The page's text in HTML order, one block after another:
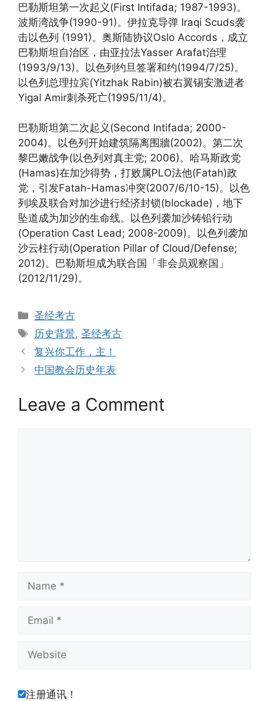
巴勒斯坦第一次起义(First Intifada; 1987-1993)。
波斯湾战争(1990-91)。伊拉克导弹 Iraqi Scuds袭
击以色列 (1991)。奥斯陆协议Oslo Accords，成立
巴勒斯坦自治区，由亚拉法Yasser Arafat治理
(1993/9/13)。以色列约旦签署和约(1994/7/25)。
以色列总理拉宾(Yitzhak Rabin)被右翼锡安激进者
Yigal Amir刺杀死亡(1995/11/4)。
巴勒斯坦第二次起义(Second Intifada; 2000-
2004)。以色列开始建筑隔离围牆(2002)。第二次
黎巴嫩战争(以色列对真主党; 2006)。哈马斯政党
(Hamas)在加沙得势，打败属PLO法他(Fatah)政
党，引发Fatah-Hamas冲突(2007/6/10-15)。以色
列埃及联合对加沙进行经济封锁(blockade)，地下
坠道成为加沙的生命线。以色列袭加沙铸铅行动
(Operation Cast Lead; 2008-2009)。以色列袭加
沙云柱行动(Operation Pillar of Cloud/Defense;
2012)。巴勒斯坦成为联合国「非会员观察国」
(2012/11/29)。
Categories
圣经考古
Tags
历史背景,圣经考古
复兴你工作，主！
中国教会历史年表
Leave a Comment
注册通讯！